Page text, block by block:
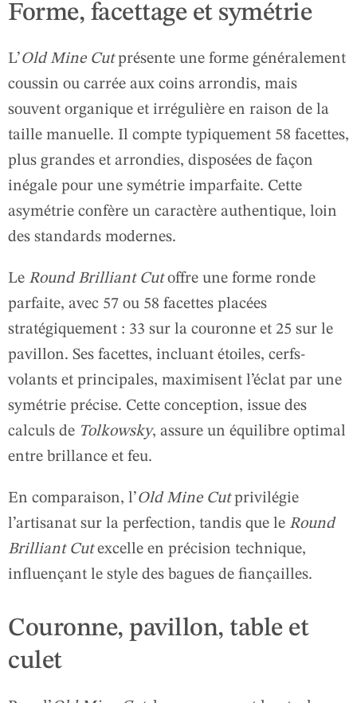
Forme, facettage et symétrie
L’Old Mine Cutprésente une forme généralement
coussin ou carrée aux coins arrondis, mais
souvent organique et irrégulière en raison de la
taille manuelle. Il compte typiquement 58 facettes,
plus grandes et arrondies, disposées de façon
inégale pour une symétrie imparfaite. Cette
asymétrie confère un caractère authentique, loin
des standards modernes.
Le Round Brilliant Cutoffre une forme ronde
parfaite, avec 57 ou 58 facettes placées
stratégiquement : 33 sur la couronne et 25 sur le
pavillon. Ses facettes, incluant étoiles, cerfs-
volants et principales, maximisent l’éclat par une
symétrie précise. Cette conception, issue des
calculs de Tolkowsky, assure un équilibre optimal
entre brillance et feu.
En comparaison, l’Old Mine Cutprivilégie
l’artisanat sur la perfection, tandis que le Round
Brilliant Cutexcelle en précision technique,
influençant le style des bagues de fiançailles.
Couronne, pavillon, table et
culet